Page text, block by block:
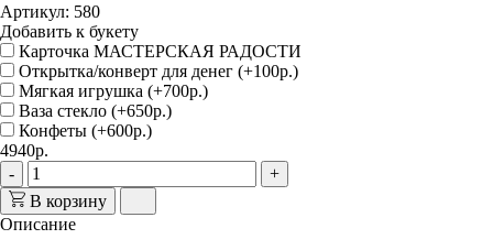
Артикул: 580
Добавить к букету
Карточка МАСТЕРСКАЯ РАДОСТИ
Открытка/конверт для денег (+100р.)
Мягкая игрушка (+700р.)
Ваза стекло (+650р.)
Конфеты (+600р.)
4940р.
-
+
В корзину
Описание